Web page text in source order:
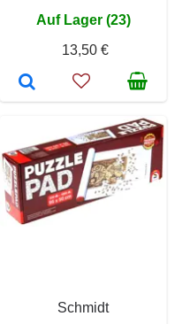
Auf Lager (23)
13,50 €
Schmidt